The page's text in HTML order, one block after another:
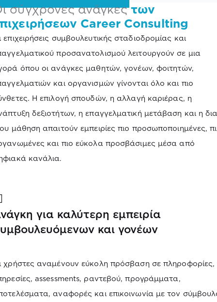
σύγχρονες ανάγκεςτων
Career Consulting
επιχειρήσεις συμβουλευτικής σταδιοδρομίας και
προσανατολισμού λειτουργούν σε μια
όπου οι ανάγκες μαθητών, γονέων, φοιτητών,
και οργανισμών γίνονται όλο και πιο
Η επιλογή σπουδών, η αλλαγή καριέρας, η
δεξιοτήτων, η επαγγελματική μετάβαση και η
μάθηση απαιτούν εμπειρίες πιο προσωποποιημένες,
και πιο εύκολα προσβάσιμες μέσα από
κανάλια.
για καλύτερη εμπειρία
και γονέων
χρήστες αναμένουν εύκολη πρόσβαση σε πληροφορίες,
assessments, ραντεβού, προγράμματα,
αναφορές και επικοινωνία με τον